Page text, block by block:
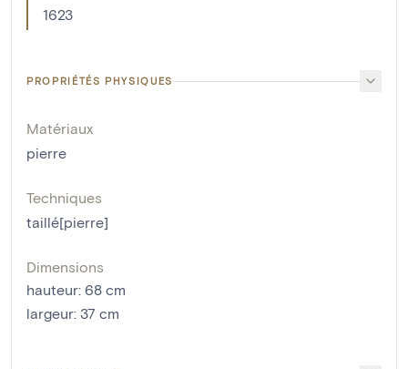
1623
PROPRIÉTÉS PHYSIQUES
Matériaux
pierre
Techniques
taillé[pierre]
Dimensions
hauteur: 68 cm
largeur: 37 cm